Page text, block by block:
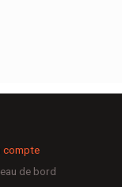
compte
de bord